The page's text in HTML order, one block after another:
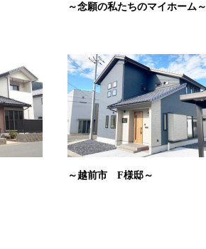
～念願の私たちのマイホーム～
～越前市 F様邸～